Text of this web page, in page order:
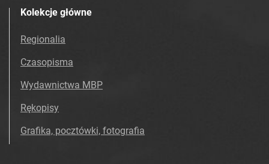
Tarnowskie Azoty : tygodnik Zakładów
w Tarnowie. 1983, nr 34
Azotowych im. Feliksa Dzierżyńskiego
w Tarnowie. 1983, nr 35
Azotowych im. Feliksa Dzierżyńskiego
w Tarnowie. 1983, nr 36
Kolekcje główne
Regionalia
Czasopisma
Wydawnictwa MBP
Rękopisy
Grafika, pocztówki, fotografia